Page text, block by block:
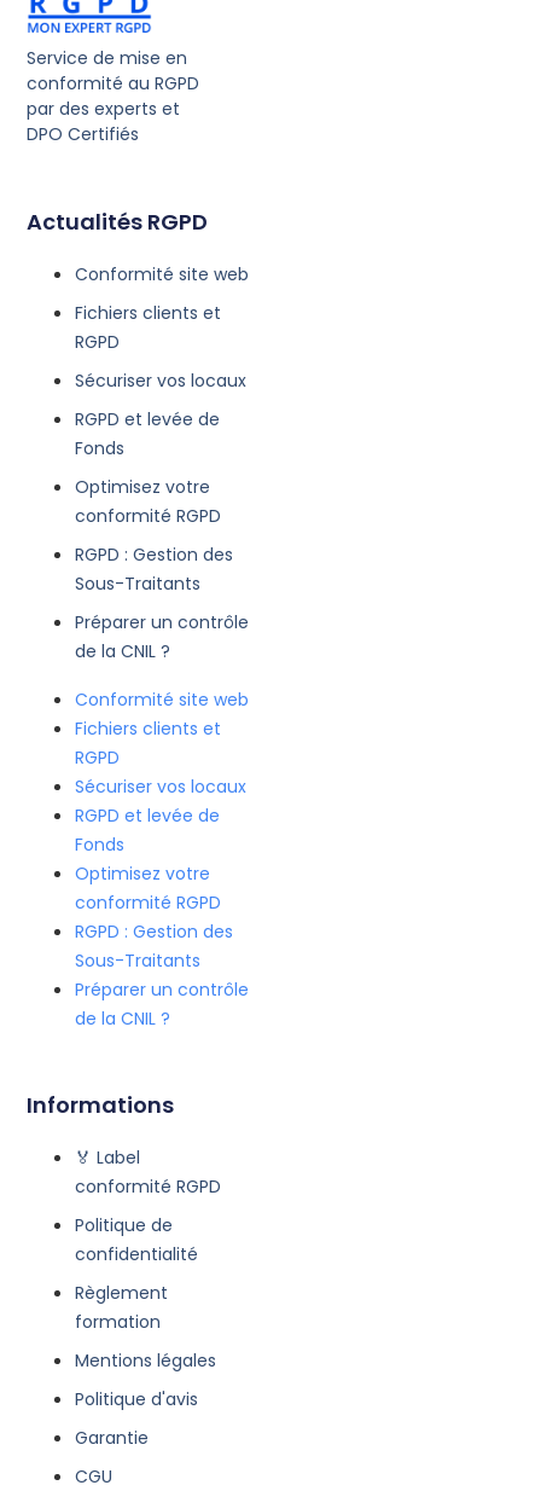
Service de mise en
conformité au RGPD
par des experts et
DPO Certifiés
Actualités RGPD
Conformité site web
Fichiers clients et
RGPD
Sécuriser vos locaux
RGPD et levée de
Fonds
Optimisez votre
conformité RGPD
RGPD : Gestion des
Sous-Traitants
Préparer un contrôle
de la CNIL ?
Conformité site web
Fichiers clients et
RGPD
Sécuriser vos locaux
RGPD et levée de
Fonds
Optimisez votre
conformité RGPD
RGPD : Gestion des
Sous-Traitants
Préparer un contrôle
de la CNIL ?
Informations
🏅 Label
conformité RGPD
Politique de
confidentialité
Règlement
formation
Mentions légales
Politique d'avis
Garantie
CGU